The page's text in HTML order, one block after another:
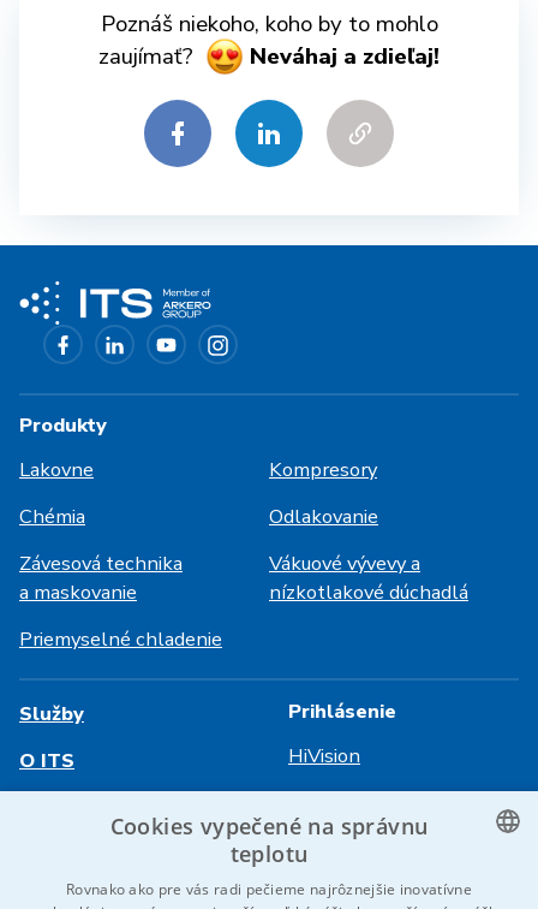
Poznáš niekoho, koho by to mohlo
zaujímať?
Neváhaj a zdieľaj!
Produkty
Lakovne
Kompresory
Chémia
Odlakovanie
Závesová technika
a maskovanie
Vákuové vývevy a
nízkotlakové dúchadlá
Priemyselné chladenie
Služby
O ITS
Kontaktujte nás
Prihlásenie
HiVision
CZECH
Cookies vypečené na správnu
teplotu
Rovnako ako pre vás radi pečieme najrôznejšie inovatívne